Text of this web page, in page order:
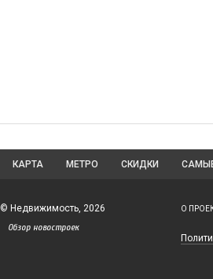
КАРТА МЕТРО СКИДКИ
© Недвижимость, 2026
Обзор новостроек
О